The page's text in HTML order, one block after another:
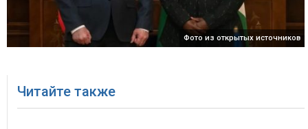
Фото из открытых источников
Читайте также